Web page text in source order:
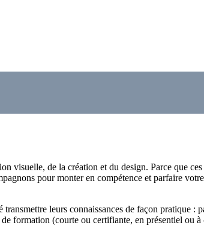
visuelle, de la création et du design. Parce que
pour monter en compétence et parfaire
leurs connaissances de façon pratique :
formation (courte ou certifiante, en présentiel ou